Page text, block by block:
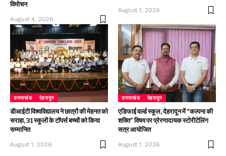
विमोचन
August 4, 2026
August 1, 2026
उत्तराखंड देहरादून
डीआईटी विश्वविद्यालय ने छात्रों की मेहनत को
सराहा, 31 स्कूलों के टॉपर्स बच्चों को किया
सम्मानित
August 1, 2026
उत्तराखंड देहरादून
एडिफाई वर्ल्ड स्कूल, देहरादून में “कल्पना की
शक्ति” विषय पर प्रेरणादायक स्टोरीटेलिंग
सत्र आयोजित
August 1, 2026